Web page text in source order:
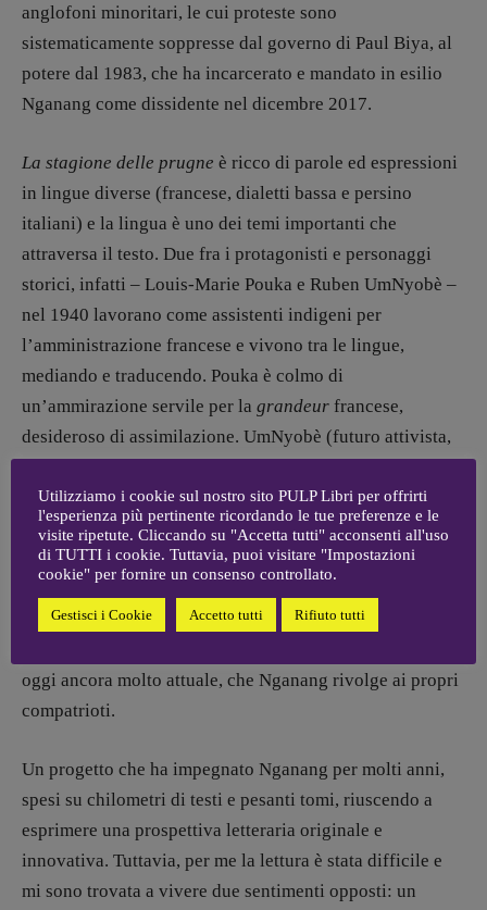
[michielin.elisabetta@gmail.com]
Coordinamento News in breve:
Anna da Re
Coordinamento Fumetti:
[fabio.malagnini@gmail. com]
Coordinamento Pulp for kids e social
media:
Valentina Marcoli
[valentina.marcoli@gmail. com]
anglofoni minoritari, le cui proteste sono
sistematicamente soppresse dal governo di Paul Biya, al
potere dal 1983, che ha incarcerato e mandato in esilio
Nganang come dissidente nel dicembre 2017.
La stagione delle prugne è ricco di parole ed espressioni
in lingue diverse (francese, dialetti bassa e persino
italiani) e la lingua è uno dei temi importanti che
attraversa il testo. Due fra i protagonisti e personaggi
storici, infatti – Louis-Marie Pouka e Ruben UmNyobè –
nel 1940 lavorano come assistenti indigeni per
l’amministrazione francese e vivono tra le lingue,
mediando e traducendo. Pouka è colmo di
un’ammirazione servile per la grandeur francese,
desideroso di assimilazione. UmNyobè (futuro attivista,
filosofici e si domanda come utilizzarli per il bene del
suo popolo, da liberare dal giogo della potenza straniera.
Vede che le culture si sono ibridate ed è impossibile
tornare indietro; al contempo parlare francese non
significa per forza rimanere per sempre figlio minorenne
oggi ancora molto attuale, che Nganang rivolge ai propri
compatrioti.
Un progetto che ha impegnato Nganang per molti anni,
spesi su chilometri di testi e pesanti tomi, riuscendo a
esprimere una prospettiva letteraria originale e
innovativa. Tuttavia, per me la lettura è stata difficile e
mi sono trovata a vivere due sentimenti opposti: un
Utilizziamo i cookie sul nostro sito PULP Libri per offrirti
l'esperienza più pertinente ricordando le tue preferenze e le
visite ripetute. Cliccando su "Accetta tutti" acconsenti all'uso
di TUTTI i cookie. Tuttavia, puoi visitare "Impostazioni
cookie" per fornire un consenso controllato.
Gestisci i Cookie Accetto tutti Rifiuto tutti